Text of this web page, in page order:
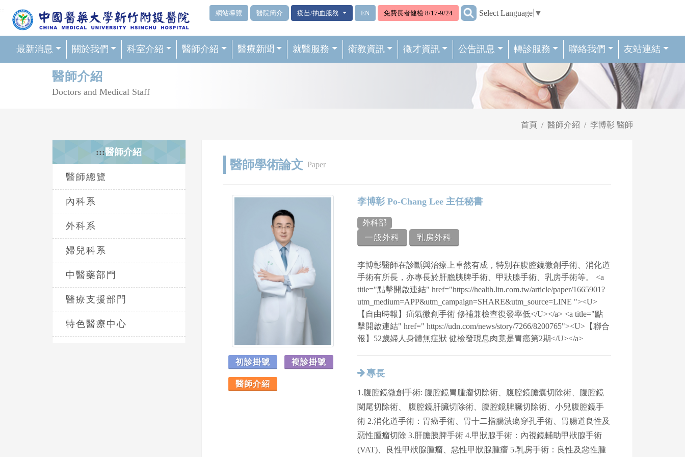
網頁頂端重要消息及連結
::: 網站導覽 醫院簡介 疫苗/抽血服務 EN 免費長者健檢 8/17-9/24 ::: Select Language ▼
最新消息 關於我們 科室介紹 醫師介紹 醫療新聞 就醫服務 衛教資訊 徵才資訊 公告訊息 轉診服務 聯絡我們 友站連結
醫師介紹
Doctors and Medical Staff
首頁 醫師介紹 李博彰 醫師
:::醫師介紹
醫師總覽
內科系
外科系
婦兒科系
中醫藥部門
醫療支援部門
特色醫療中心
醫師學術論文 Paper
初診掛號 複診掛號
醫師介紹
李博彰 Po-Chang Lee 主任秘書
外科部
一般外科
乳房外科
李博彰醫師在診斷與治療上卓然有成，特別在腹腔鏡微創手術、消化道
手術有所長，亦專長於肝膽胰脾手術、甲狀腺手術、乳房手術等。 <a
title="點擊開啟連結" href="https://health.ltn.com.tw/article/paper/1665901?
utm_medium=APP&utm_campaign=SHARE&utm_source=LINE "><U>
【自由時報】疝氣微創手術 修補兼檢查復發率低</U></a> <a title="點
擊開啟連結" href=" https://udn.com/news/story/7266/8200765"><U>【聯合
報】52歲婦人身體無症狀 健檢發現息肉竟是胃癌第2期</U></a>
專長
1.腹腔鏡微創手術: 腹腔鏡胃腫瘤切除術、腹腔鏡膽囊切除術、腹腔鏡
闌尾切除術、 腹腔鏡肝臟切除術、腹腔鏡脾臟切除術、小兒腹腔鏡手
術 2.消化道手術：胃癌手術、胃十二指腸潰瘍穿孔手術、胃腸道良性及
惡性腫瘤切除 3.肝膽胰脾手術 4.甲狀腺手術：內視鏡輔助甲狀腺手術
(VAT)、良性甲狀腺腫瘤、惡性甲狀腺腫瘤 5.乳房手術：良性及惡性腫